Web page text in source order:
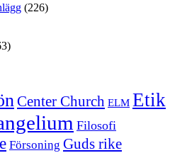
(226)
Center Church ELM Etik
Filosofi
Försoning Guds rike